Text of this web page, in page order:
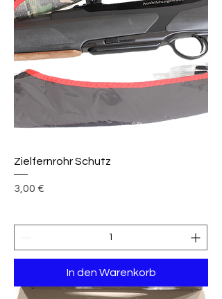
Zielfernrohr Schutz
Preis
3,00 €
In den Warenkorb